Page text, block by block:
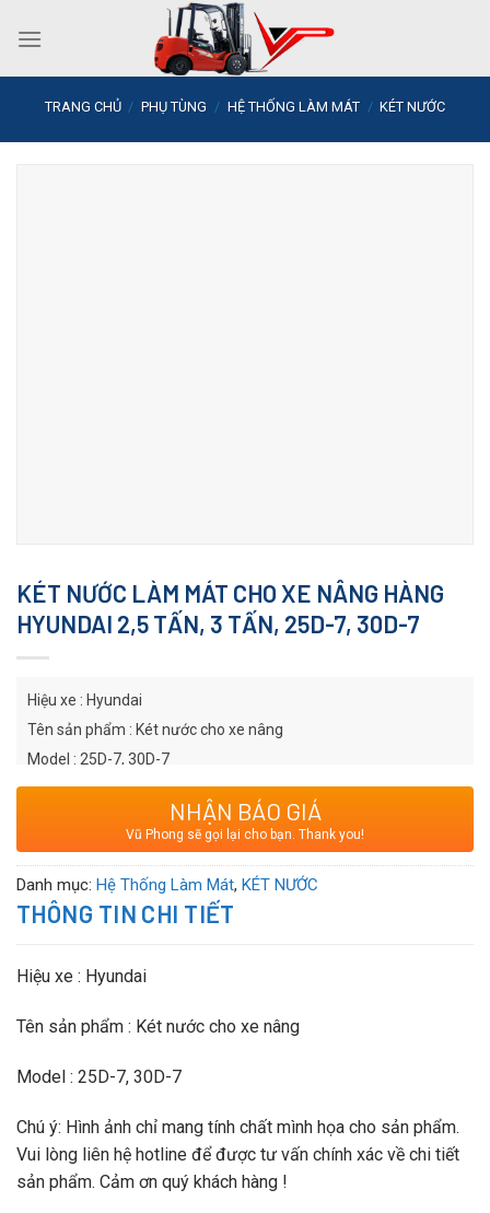
TRANG CHỦ / PHỤ TÙNG / HỆ THỐNG LÀM MÁT / KÉT NƯỚC
KÉT NƯỚC LÀM MÁT CHO XE NÂNG HÀNG
HYUNDAI 2,5 TẤN, 3 TẤN, 25D-7, 30D-7
Hiệu xe : Hyundai
Tên sản phẩm : Két nước cho xe nâng
Model : 25D-7, 30D-7
Chú ý: Hình ảnh chỉ mang tính chất mình họa cho sản phẩm. Vui
lòng liên hệ hotline để được tư vấn chính xác về chi tiết sản
phẩm. Cảm ơn quý khách hàng !
NHẬN BÁO GIÁ
Vũ Phong sẽ gọi lại cho bạn. Thank you!
Danh mục: Hệ Thống Làm Mát, KÉT NƯỚC
THÔNG TIN CHI TIẾT
Hiệu xe : Hyundai
Tên sản phẩm : Két nước cho xe nâng
Model : 25D-7, 30D-7
Chú ý: Hình ảnh chỉ mang tính chất mình họa cho sản phẩm.
Vui lòng liên hệ hotline để được tư vấn chính xác về chi tiết
sản phẩm. Cảm ơn quý khách hàng !